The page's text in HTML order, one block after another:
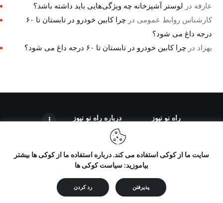
عارفه در لوستر آشپزخانه چه ویژگی‌هایی باید داشته باشد؟
کارشناس روابط عمومی در
چرا کابین خودرو در تابستان تا ۶۰
درجه داغ می شود؟
بهزاد درچرا کابین خودرو در تابستان تا ۶۰ درجه داغ می شود؟
راه نو نیوز درباره راه‌ نو نیوز
تمامی حقوق مطالب برای "راه نو نیوز" محفوظ است و هرگونه کپی
برداری بدون ذکر منبع ممنوع می باشد.
سایت ما از کوکی استفاده می کند. درباره استفاده ما از کوکی ها بیشتر
بیاموزید: سیاست کوکی ها
پذیرفتن رد کردن